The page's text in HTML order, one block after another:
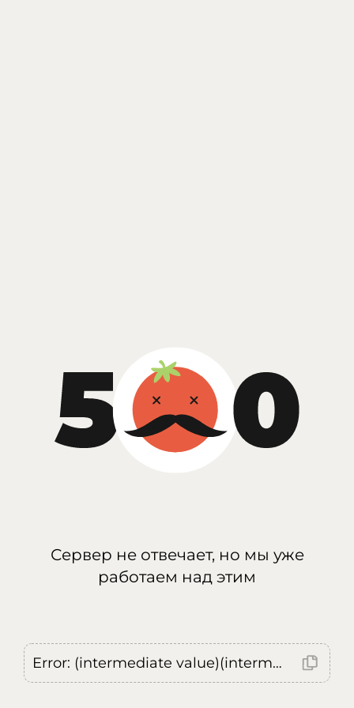
Сервер не отвечает, но мы уже
работаем над этим
Error: (intermediate value)(intermediate value)(intermediate value).replaceAll is not a function